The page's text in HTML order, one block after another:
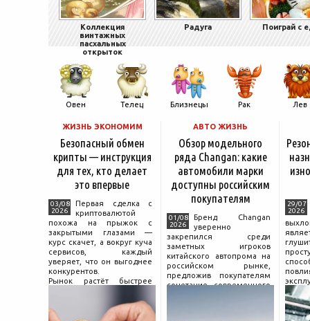
Коллекция
винтажных
пасхальных
открыток
Радуга Поиграй с
Овен Телец Близнецы Рак Лев
ЖИЗНЬ ЭКОНОМИМ
Безопасный обмен
крипты — инструкция
для тех, кто делает
это впервые
03/08
2026
Первая сделка с
криптовалютой
похожа на прыжок с
закрытыми глазами —
курс скачет, а вокруг куча
сервисов, каждый
уверяет, что он выгоднее
конкурентов.
Рынок растёт быстрее
поведения на нём.
Петербургские
АВТО ЖИЗНЬ
Обзор модельного
ряда Changan: какие
автомобили марки
доступны российским
покупателям
01/08
2026
Бренд Changan
уверенно
закрепился среди
заметных игроков
китайского автопрома на
российском рынке,
предложив покупателям
сочетание современного
29/07
2026
и